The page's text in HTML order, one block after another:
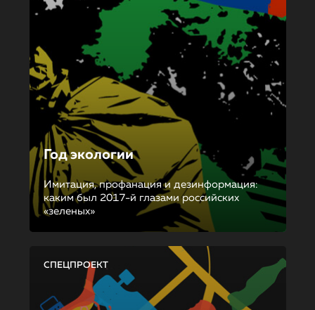
Год экологии
Имитация, профанация и дезинформация:
каким был 2017-й глазами российских
«зеленых»
СПЕЦПРОЕКТ